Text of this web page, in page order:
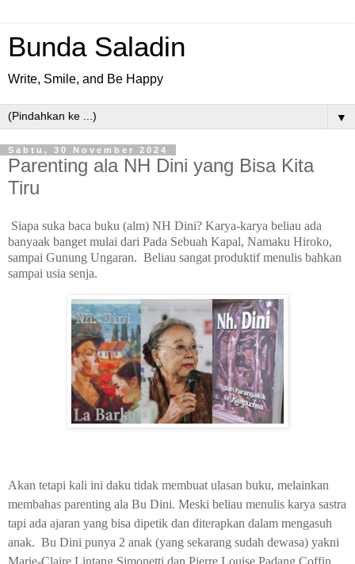
Bunda Saladin
Write, Smile, and Be Happy
▼
Sabtu, 30 November 2024
Parenting ala NH Dini yang Bisa Kita
Tiru
Siapa suka baca buku (alm) NH Dini? Karya-karya beliau ada
banyaak banget mulai dari Pada Sebuah Kapal, Namaku Hiroko,
sampai Gunung Ungaran. Beliau sangat produktif menulis bahkan
sampai usia senja.
Akan tetapi kali ini daku tidak membuat ulasan buku, melainkan
membahas parenting ala Bu Dini. Meski beliau menulis karya sastra
tapi ada ajaran yang bisa dipetik dan diterapkan dalam mengasuh
anak. Bu Dini punya 2 anak (yang sekarang sudah dewasa) yakni